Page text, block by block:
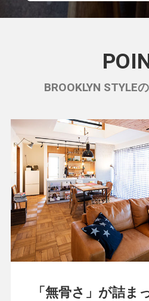
BROOKLYN STYLE
「無骨さ」が詰ま